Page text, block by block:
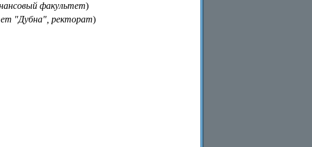
факультет)
"Дубна", ректорат)